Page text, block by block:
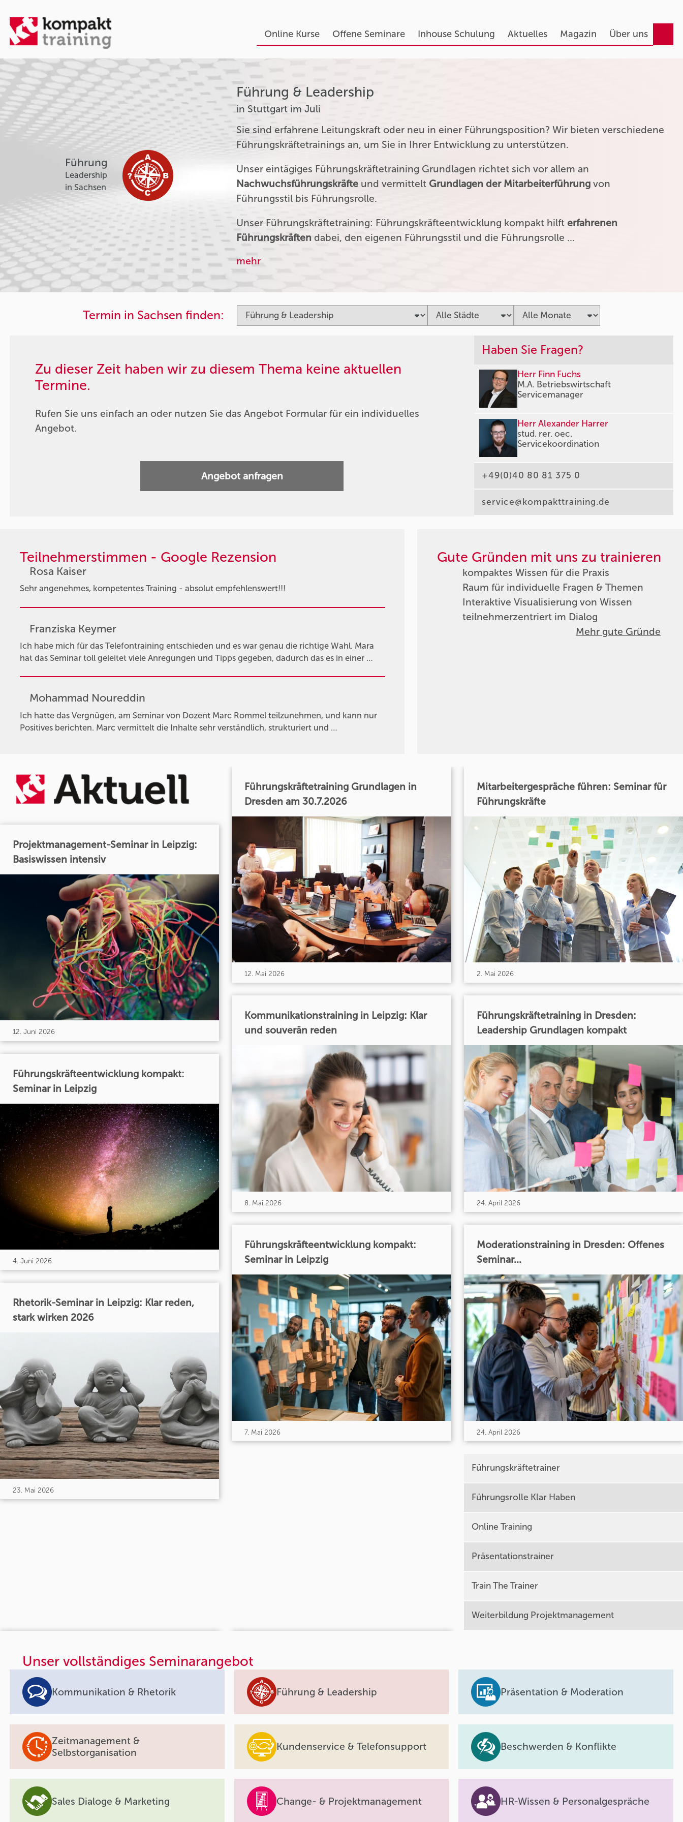
Online Kurse Offene Seminare Inhouse Schulung Aktuelles Magazin Über uns
Führung
Leadership
in Sachsen
Führung & Leadership
in Stuttgart im Juli
Sie sind erfahrene Leitungskraft oder neu in einer Führungsposition? Wir bieten verschiedene
Führungskräftetrainings an, um Sie in Ihrer Entwicklung zu unterstützen.
Unser eintägiges Führungskräftetraining Grundlagen richtet sich vor allem an
Nachwuchsführungskräfte und vermittelt Grundlagen der Mitarbeiterführung von
Führungsstil bis Führungsrolle.
Unser Führungskräftetraining: Führungskräfteentwicklung kompakt hilfterfahrenen
Führungskräften dabei, den eigenen Führungsstil und die Führungsrolle …
mehr
Termin in Sachsen finden:
Zu dieser Zeit haben wir zu diesem Thema keine aktuellen
Termine.
Rufen Sie uns einfach an oder nutzen Sie das Angebot Formular für ein individuelles
Angebot.
Angebot anfragen
Haben Sie Fragen?
Herr Finn Fuchs
M.A. Betriebswirtschaft
Servicemanager
Herr Alexander Harrer
stud. rer. oec.
Servicekoordination
+49(0)40 80 81 375 0
service@kompakttraining.de
Teilnehmerstimmen - Google Rezension
Rosa Kaiser
Sehr angenehmes, kompetentes Training - absolut empfehlenswert!!!
Franziska Keymer
Ich habe mich für das Telefontraining entschieden und es war genau die richtige Wahl. Mara
hat das Seminar toll geleitet viele Anregungen und Tipps gegeben, dadurch das es in einer …
Mohammad Noureddin
Ich hatte das Vergnügen, am Seminar von Dozent Marc Rommel teilzunehmen, und kann nur
Positives berichten. Marc vermittelt die Inhalte sehr verständlich, strukturiert und …
Gute Gründen mit uns zu trainieren
kompaktes Wissen für die Praxis
Raum für individuelle Fragen & Themen
Interaktive Visualisierung von Wissen
teilnehmerzentriert im Dialog
Mehr gute Gründe
Projektmanagement-Seminar in Leipzig:
Basiswissen intensiv
12. Juni 2026
Führungskräfteentwicklung kompakt:
Seminar in Leipzig
4. Juni 2026
Rhetorik-Seminar in Leipzig: Klar reden,
stark wirken 2026
23. Mai 2026
Führungskräftetraining Grundlagen in
Dresden am 30.7.2026
12. Mai 2026
Kommunikationstraining in Leipzig: Klar
und souverän reden
8. Mai 2026
Führungskräfteentwicklung kompakt:
Seminar in Leipzig
7. Mai 2026
Mitarbeitergespräche führen: Seminar für
Führungskräfte
2. Mai 2026
Führungskräftetraining in Dresden:
Leadership Grundlagen kompakt
24. April 2026
Moderationstraining in Dresden: Offenes
Seminar...
24. April 2026
Führungskräftetrainer
Führungsrolle Klar Haben
Online Training
Präsentationstrainer
Train The Trainer
Weiterbildung Projektmanagement
Unser vollständiges Seminarangebot
Kommunikation & Rhetorik Führung & Leadership Präsentation & Moderation
Zeitmanagement &
Selbstorganisation
Kundenservice & Telefonsupport Beschwerden & Konflikte
Sales Dialoge & Marketing Change- & Projektmanagement HR-Wissen & Personalgespräche